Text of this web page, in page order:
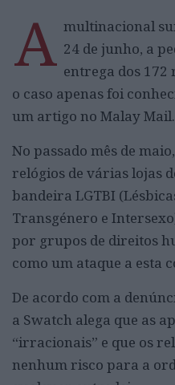
A multinacional
24 de junho, a
entrega dos 172
o caso apenas foi
um artigo no Malay Mail.
No passado mês de
relógios de várias lojas
bandeira LGTBI
Transgénero e
por grupos de direitos
como um ataque a esta
De acordo com a
a Swatch alega que as
“irracionais” e que os
nenhum risco para a